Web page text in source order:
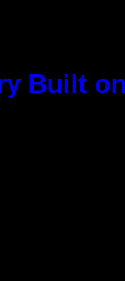
Built